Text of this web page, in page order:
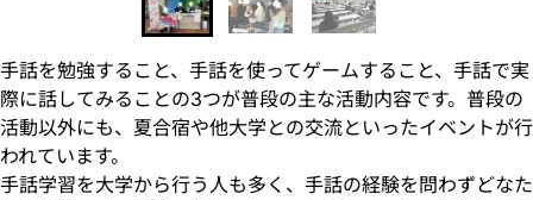
手話を勉強すること、手話を使ってゲームすること、手話で実
際に話してみることの3つが普段の主な活動内容です。普段の
活動以外にも、夏合宿や他大学との交流といったイベントが行
われています。
手話学習を大学から行う人も多く、手話の経験を問わずどなた